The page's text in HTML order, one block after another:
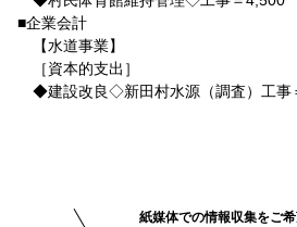
■企業会計
【水道事業】
［資本的支出］
◆建設改良◇新田村水源（調査）工事
紙媒体での情報収集をご